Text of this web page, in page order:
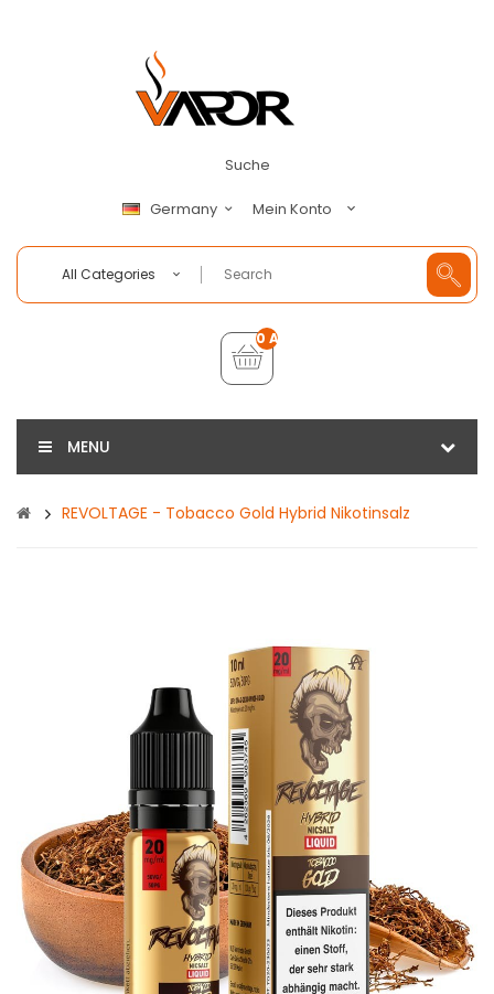
Suche
Germany Mein Konto
All Categories
0 Artikel - €0,00
MENU
REVOLTAGE - Tobacco Gold Hybrid Nikotinsalz